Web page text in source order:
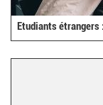
Etudiants étrangers